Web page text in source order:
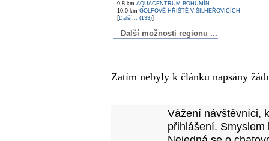
9,8 km AQUACENTRUM BOHUMÍN
10,0 km GOLFOVÉ HŘIŠTĚ V ŠILHEŘOVICÍCH
[Další... (133)]
Další možnosti regionu ...
Zatím nebyly k článku napsány
Vážení návštěvníci,
přihlášení.